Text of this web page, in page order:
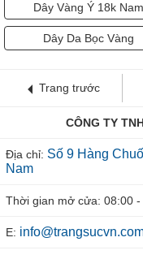
Dây Vàng Ý 18k Nam
Dây Da Bọc Vàng
Trang trước
CÔNG TY
Địa chỉ: Số 9 Hàng
Nam
Thời gian mở cửa: 08:00
E: